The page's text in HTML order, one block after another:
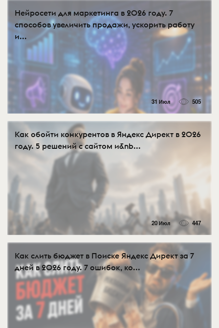
Нейросети для маркетинга в 2026 году. 7
способов увеличить продажи, ускорить работу
и...
31 Июл 505
Как обойти конкурентов в Яндекс Директ в 2026
году. 5 решений с сайтом и&nb...
20 Июл 447
Как слить бюджет в Поиске Яндекс Директ за 7
дней в 2026 году. 7 ошибок, ко...